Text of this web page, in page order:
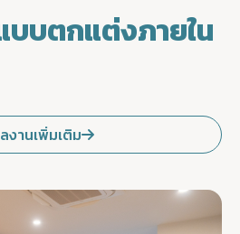
บบตกแต่งภายใน
งานเพิ่มเติม